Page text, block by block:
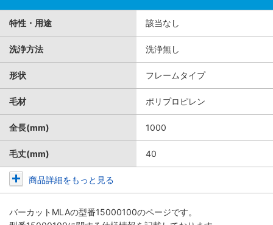
特性・用途 該当なし
洗浄方法 洗浄無し
形状 フレームタイプ
毛材 ポリプロピレン
全長(mm) 1000
毛丈(mm) 40
商品詳細をもっと見る
バーカットMLAの型番15000100のページです。